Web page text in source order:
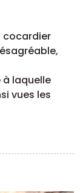
cocardier
laquelle
vues les